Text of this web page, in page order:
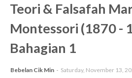
Teori & Falsafah
Montessori (1870 -
Bahagian 1
Bebelan Cik Min Saturday, November 13,